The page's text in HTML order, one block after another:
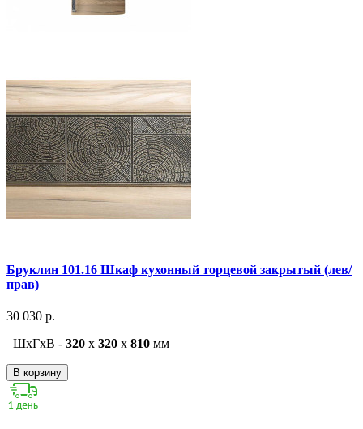
Бруклин 101.16 Шкаф кухонный торцевой закрытый (лев/
прав)
30 030 р.
ШxГxВ - 320 x 320 x 810 мм
В корзину